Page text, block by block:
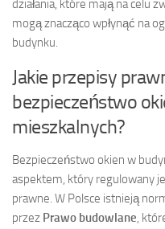
działania, które mają na celu
mogą znacząco wpłynąć na
budynku.
Jakie przepisy
bezpieczeństwo
mieszkalnych?
Bezpieczeństwo okien w
aspektem, który regulowany
prawne. W Polsce istnieją
przez Prawo budowlane,